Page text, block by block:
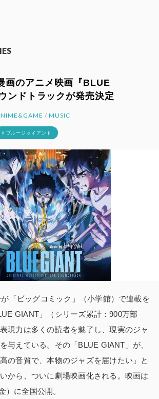
画のアニメ映画『BLUE
ンドトラックが発売決定
/ MUSIC
# ブルージャイアント
「ビッグコミック」（小学館）で連載を
GIANT」（シリーズ累計：900万部
現力は多くの読者を魅了し、現実のジャ
与えている。その「BLUE GIANT」が、
の音質で、本物のジャズを届けたい」と
から、ついに劇場映画化される。映画は
）に全国公開。